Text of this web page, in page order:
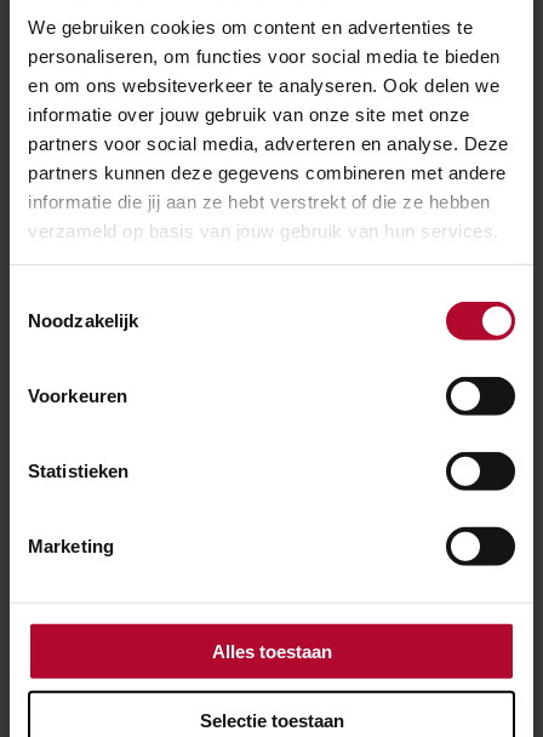
We gebruiken cookies om content en advertenties te
personaliseren, om functies voor social media te bieden
en om ons websiteverkeer te analyseren. Ook delen we
informatie over jouw gebruik van onze site met onze
partners voor social media, adverteren en analyse. Deze
partners kunnen deze gegevens combineren met andere
informatie die jij aan ze hebt verstrekt of die ze hebben
verzameld op basis van jouw gebruik van hun services.
Noodzakelijk
Voorkeuren
Statistieken
Marketing
Alles toestaan
Selectie toestaan
14 juni 2023